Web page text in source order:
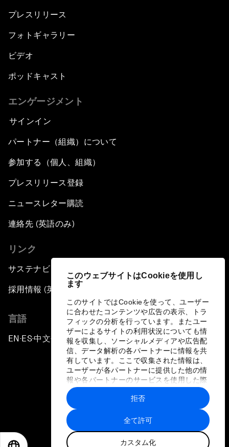
このウェブサイトはCookieを使用し
ます
このサイトではCookieを使って、ユーザー
に合わせたコンテンツや広告の表示、トラ
フィックの分析を行っています。またユー
ザーによるサイトの利用状況についても情
報を収集し、ソーシャルメディアや広告配
信、データ解析の各パートナーに情報を共
有しています。ここで収集された情報は、
ユーザーが各パートナーに提供した他の情
報や各パートナーのサービスを使用した際
に収集された情報と組み合わされ、各パー
トナーによって使用されることがありま
す。
全て許可
カスタム化
拒否
プレスリリース
フォトギャラリー
ビデオ
ポッドキャスト
エンゲージメント
サインイン
パートナー（組織）について
参加する（個人、組織）
プレスリリース登録
ニュースレター購読
連絡先 (英語のみ)
リンク
サステナビリティへの取り組み
採用情報 (英語のみ)
言語
EN ▪ES▪中文▪ 日本語
プライバシーポリシーと利用規約
サイトマップ